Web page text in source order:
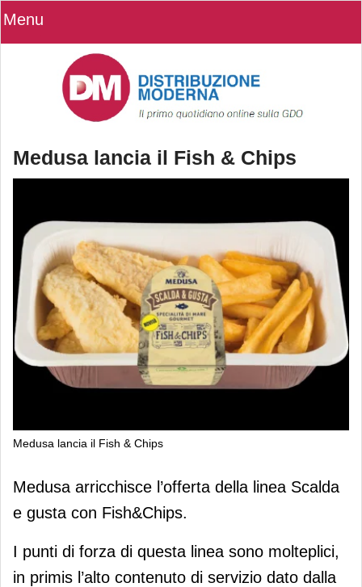
Menu
Medusa lancia il Fish & Chips
Medusa lancia il Fish & Chips
Medusa lancia il Fish & Chips
Medusa arricchisce l’offerta della linea Scalda
e gusta con Fish&Chips.
I punti di forza di questa linea sono molteplici,
in primis l’alto contenuto di servizio dato dalla